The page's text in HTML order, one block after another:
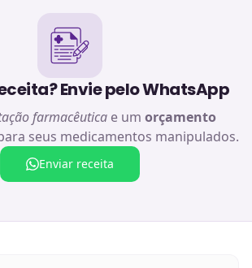
Envie pelo WhatsApp
farmacêuticae um orçamento
seus medicamentos manipulados.
Enviar receita